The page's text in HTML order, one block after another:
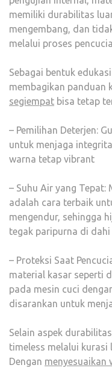
memiliki durabilitas
mengembang, dan
melalui proses
Sebagai bentuk
membagikan panduan
segiempat bisa tetap
– Pemilihan Deterjen:
untuk menjaga
warna tetap vibrant
– Suhu Air yang Tepat:
adalah cara terbaik
mengendur, sehingga
tegak paripurna di dahi
– Proteksi Saat
material kasar seperti
pada mesin cuci
disarankan untuk
Selain aspek
timeless melalui kurasi
Dengan menyesuaikan